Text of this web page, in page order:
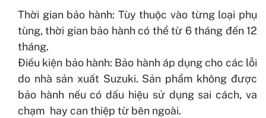
Thời gian bảo hành: Tùy thuộc vào từng loại phụ
tùng, thời gian bảo hành có thể từ 6 tháng đến 12
tháng.
Điều kiện bảo hành: Bảo hành áp dụng cho các lỗi
do nhà sản xuất Suzuki. Sản phẩm không được
bảo hành nếu có dấu hiệu sử dụng sai cách, va
chạm hay can thiệp từ bên ngoài.